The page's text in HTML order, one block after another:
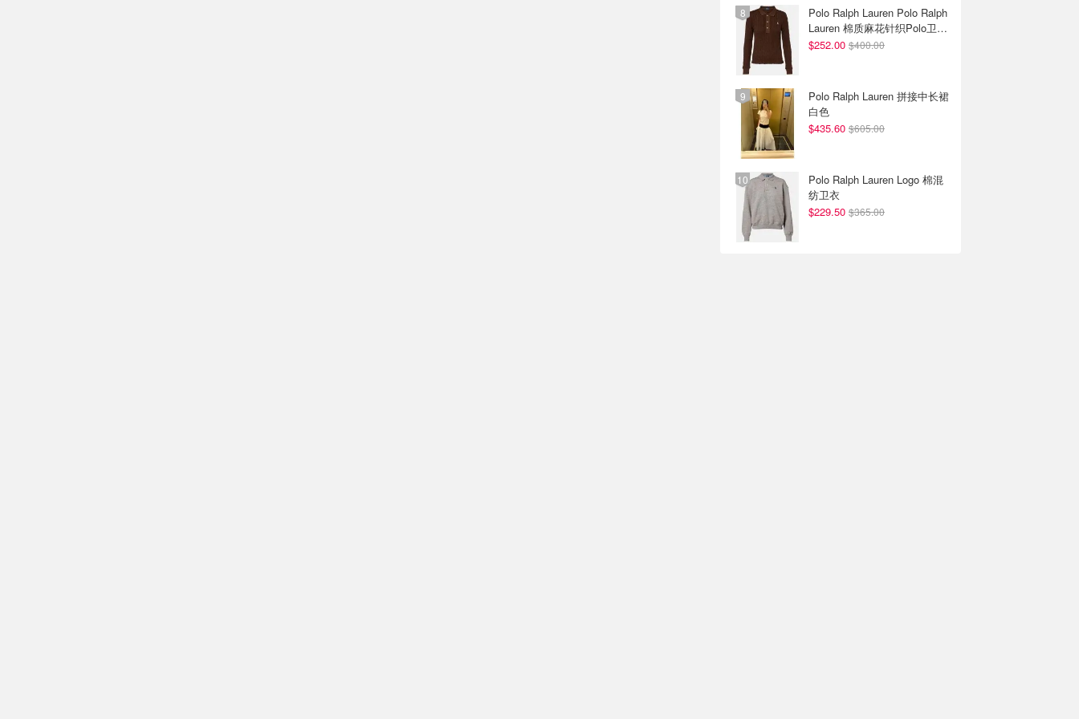
Polo Ralph Lauren Polo Ralph
Lauren 棉质麻花针织Polo卫衣
棕色
$252.00 $400.00
Polo Ralph Lauren 拼接中长裙
白色
$435.60 $605.00
Polo Ralph Lauren Logo 棉混
纺卫衣
$229.50 $365.00